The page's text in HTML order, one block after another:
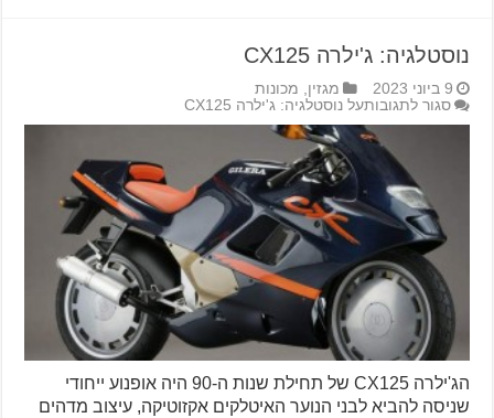
נוסטלגיה: ג'ילרה CX125
9 ביוני 2023 מגזין
מכונות
סגור לתגובותעל נוסטלגיה: ג'ילרה CX125
הג'ילרה CX125 של תחילת שנות ה-90 היה אופנוע ייחודי
שניסה להביא לבני הנוער האיטלקים אקזוטיקה, עיצוב מדהים